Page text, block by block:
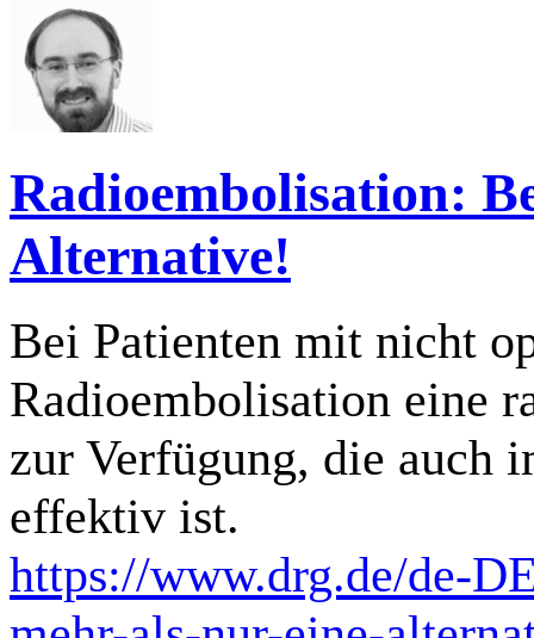
Radioembolisation:
Alternative!
Bei Patienten mit nicht
Radioembolisation eine
zur Verfügung, die auch
effektiv ist.
https://www.drg.de/de-